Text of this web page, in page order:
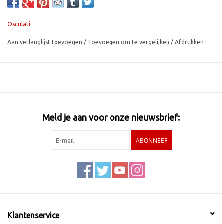
Osculati
Aan verlanglijst toevoegen / Toevoegen om te vergelijken / Afdrukken
Meld je aan voor onze nieuwsbrief:
ABONNEER
Klantenservice